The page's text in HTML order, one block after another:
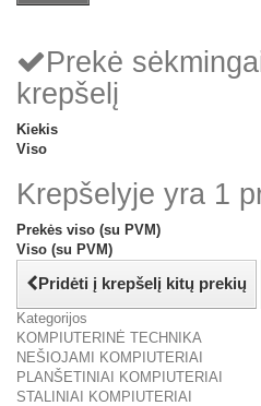
Prekė
krepšelį
Kiekis
Viso
Krepšelyje yra 1
Prekės viso (su PVM)
Viso (su PVM)
Pridėti į krepšelį kitų prekių
Kategorijos
KOMPIUTERINĖ TECHNIKA
NEŠIOJAMI KOMPIUTERIAI
PLANŠETINIAI KOMPIUTERIAI
STALINIAI KOMPIUTERIAI